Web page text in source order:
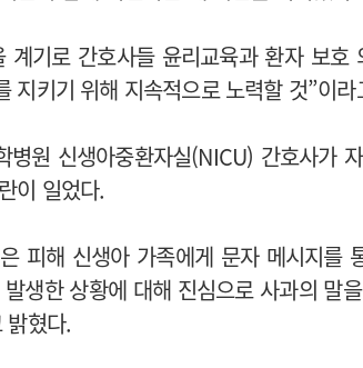
계기로 간호사들 윤리교육과 환자 보호
지키기 위해 지속적으로 노력할 것”이
병원 신생아중환자실(NICU) 간호사가
이 일었다.
피해 신생아 가족에게 문자 메시지를
생한 상황에 대해 진심으로 사과의 말
밝혔다.